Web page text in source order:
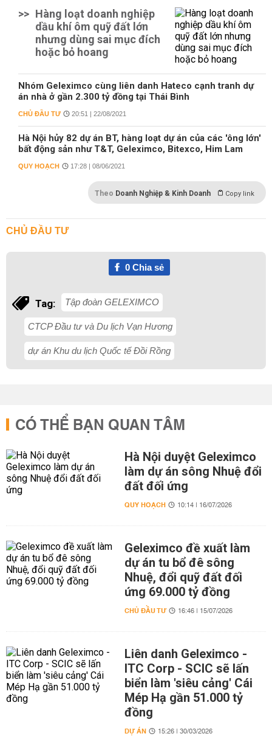
>> Hàng loạt doanh nghiệp
dầu khí ôm quỹ đất lớn
nhưng dùng sai mục đích
hoặc bỏ hoang
Nhóm Geleximco cùng liên danh Hateco cạnh tranh dự
án nhà ở gần 2.300 tỷ đồng tại Thái Bình
CHỦ ĐẦU TƯ 20:51 | 22/08/2021
Hà Nội hủy 82 dự án BT, hàng loạt dự án của các 'ông lớn'
bất động sản như T&T, Geleximco, Bitexco, Him Lam
QUY HOẠCH 17:28 | 08/06/2021
Theo Doanh Nghiệp & Kinh Doanh Copy link
CHỦ ĐẦU TƯ
0Chia sẻ
Tag: Tập đoàn GELEXIMCO
CTCP Đầu tư và Du lịch Vạn Hương
dự án Khu du lịch Quốc tế Đồi Rồng
CÓ THỂ BẠN QUAN TÂM
Hà Nội duyệt Geleximco
làm dự án sông Nhuệ đổi
đất đối ứng
QUY HOẠCH 10:14 | 16/07/2026
Geleximco đề xuất làm
dự án tu bổ đê sông
Nhuệ, đổi quỹ đất đối
ứng 69.000 tỷ đồng
CHỦ ĐẦU TƯ 16:46 | 15/07/2026
Liên danh Geleximco -
ITC Corp - SCIC sẽ lấn
biển làm 'siêu cảng' Cái
Mép Hạ gần 51.000 tỷ
đồng
DỰ ÁN 15:26 | 30/03/2026